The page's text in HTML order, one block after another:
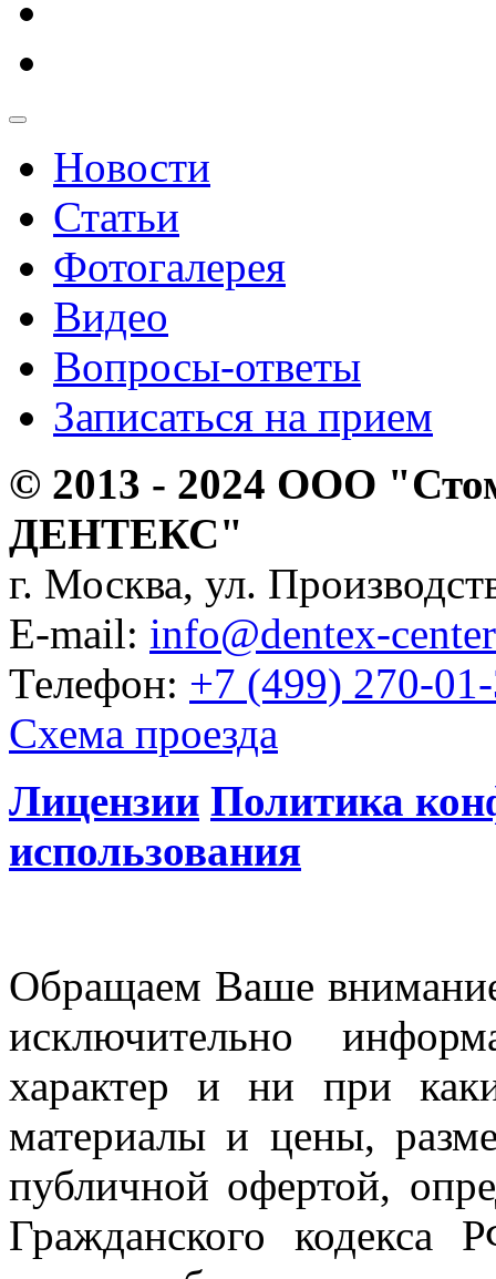
Новости
Статьи
Фотогалерея
Видео
Вопросы-ответы
Записаться на прием
© 2013 - 2024 ООО
ДЕНТЕКС"
г. Москва, ул.
E-mail: info@dentex-
Телефон: +7 (499) 270-
Схема проезда
Лицензии Политика
использования
Обращаем Ваше
исключительно
характер и ни при
материалы и цены,
публичной офертой,
Гражданского